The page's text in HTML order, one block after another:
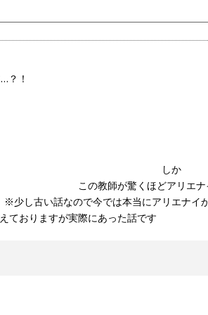
？！
教師 しか
ナイ教師
エナイかも
った話です